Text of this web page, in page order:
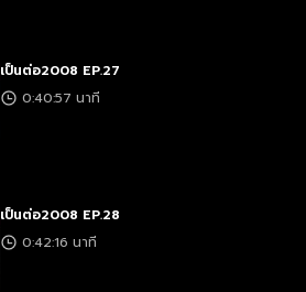
เป็นต่อ2008 EP.27
0:40:57 นาที
เป็นต่อ2008 EP.28
0:42:16 นาที